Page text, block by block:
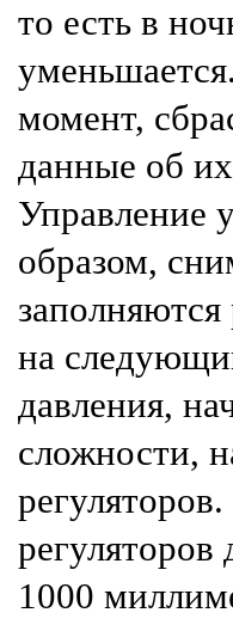
то есть в
момент,
данные об
Управление
образом,
на
давления,
сложности,
1000